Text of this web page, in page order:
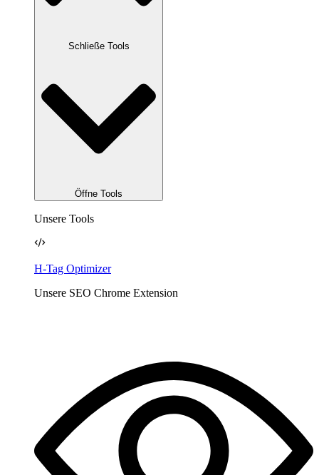
Schließe Tools
Öffne Tools
Unsere Tools
H-Tag Optimizer
Unsere SEO Chrome Extension